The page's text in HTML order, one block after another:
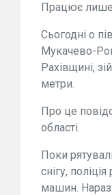
Працює лише
Сьогодні о
Мукачево-
Рахівщині,
метри.
Про це
області.
Поки
снігу,
машин.